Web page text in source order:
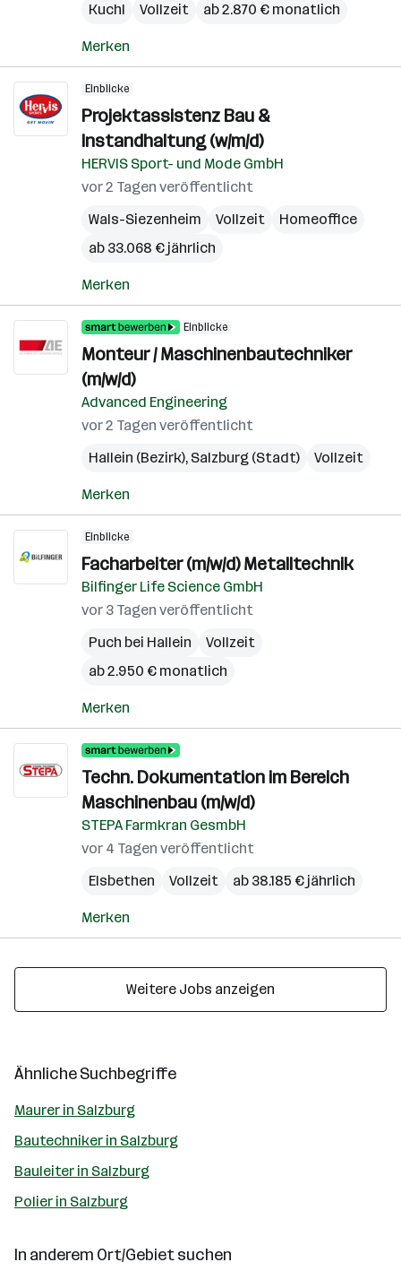
Kuchl
Vollzeit ab 2.870 € monatlich
Merken
Einblicke
Projektassistenz Bau &
Instandhaltung (w/m/d)
HERVIS Sport- und Mode GmbH
vor 2 Tagen veröffentlicht
Wals-Siezenheim
Vollzeit
Homeoffice
ab 33.068 € jährlich
Merken
Einblicke
Monteur / Maschinenbautechniker
(m/w/d)
Advanced Engineering
vor 2 Tagen veröffentlicht
Hallein (Bezirk), Salzburg (Stadt) Vollzeit
Merken
Einblicke
Facharbeiter (m/w/d) Metalltechnik
Bilfinger Life Science GmbH
vor 3 Tagen veröffentlicht
Puch bei Hallein
Vollzeit
ab 2.950 € monatlich
Merken
Techn. Dokumentation im Bereich
Maschinenbau (m/w/d)
STEPA Farmkran GesmbH
vor 4 Tagen veröffentlicht
Elsbethen
Vollzeit ab 38.185 € jährlich
Merken
Weitere Jobs anzeigen
Ähnliche Suchbegriffe
Maurer in Salzburg
Bautechniker in Salzburg
Bauleiter in Salzburg
Polier in Salzburg
In anderem Ort/Gebiet suchen